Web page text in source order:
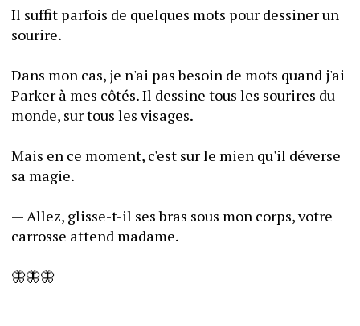
Il suffit parfois de quelques mots pour dessiner un
sourire.
Dans mon cas, je n'ai pas besoin de mots quand j'ai
Parker à mes côtés. Il dessine tous les sourires du
monde, sur tous les visages.
Mais en ce moment, c'est sur le mien qu'il déverse
sa magie.
— Allez, glisse-t-il ses bras sous mon corps, votre
carrosse attend madame.
​​🦋🦋🦋